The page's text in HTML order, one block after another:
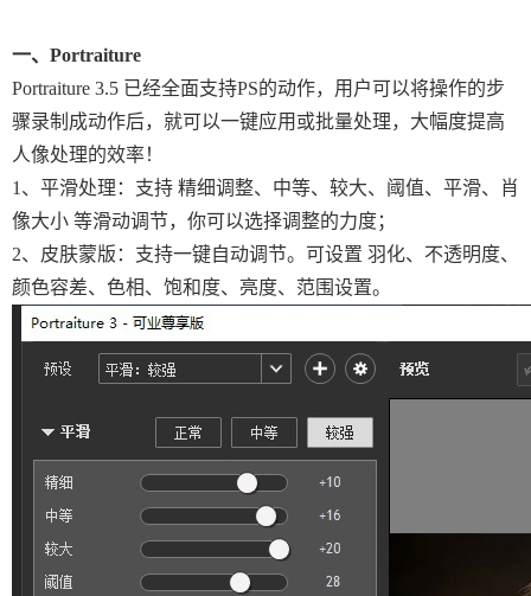
一、Portraiture
Portraiture 3.5 已经全面支持PS的动作，用户可以将操作的步
骤录制成动作后，就可以一键应用或批量处理，大幅度提高
人像处理的效率！
1、平滑处理：支持 精细调整、中等、较大、阈值、平滑、肖
像大小 等滑动调节，你可以选择调整的力度；
2、皮肤蒙版：支持一键自动调节。可设置 羽化、不透明度、
颜色容差、色相、饱和度、亮度、范围设置。